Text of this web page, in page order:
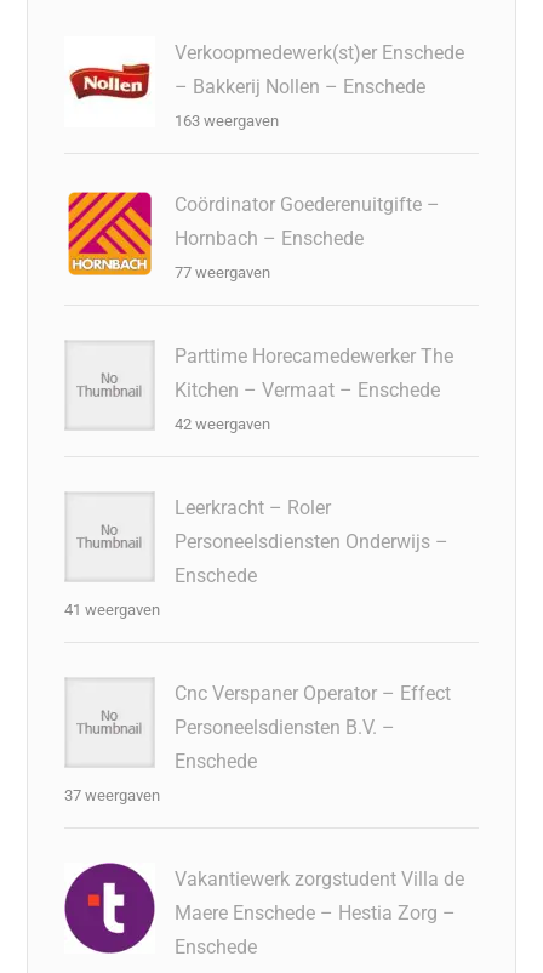
Verkoopmedewerk(st)er Enschede
– Bakkerij Nollen – Enschede
163 weergaven
Coördinator Goederenuitgifte –
Hornbach – Enschede
77 weergaven
Parttime Horecamedewerker The
Kitchen – Vermaat – Enschede
42 weergaven
Leerkracht – Roler
Personeelsdiensten Onderwijs –
Enschede
41 weergaven
Cnc Verspaner Operator – Effect
Personeelsdiensten B.V. –
Enschede
37 weergaven
Vakantiewerk zorgstudent Villa de
Maere Enschede – Hestia Zorg –
Enschede